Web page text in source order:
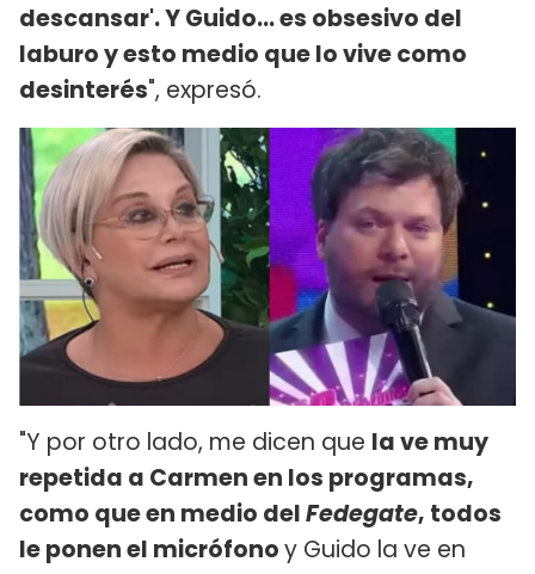
descansar'. Y Guido... es obsesivo del
laburo y esto medio que lo vive como
desinterés", expresó.
"Y por otro lado, me dicen que la ve muy
repetida a Carmen en los programas,
como que en medio delFedegate, todos
le ponen el micrófonoy Guido la ve en